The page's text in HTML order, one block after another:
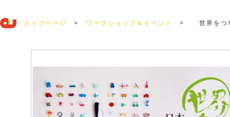
トップページ > ワークショップ＆イベント >
世界をつ